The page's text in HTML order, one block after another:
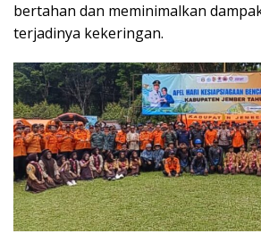
bertahan dan meminimalkan
terjadinya kekeringan.